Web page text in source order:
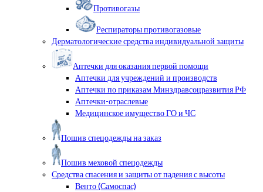
Противогазы
Респираторы противогазовые
Дерматологические средства индивидуальной защиты
Аптечки для оказания первой помощи
Аптечки для учреждений и производств
Аптечки по приказам Минздравсоцразвития РФ
Аптечки-отраслевые
Медицинское имущество ГО и ЧС
Пошив спецодежды на заказ
Пошив меховой спецодежды
Средства спасения и защиты от падения с высоты
Венто (Самоспас)